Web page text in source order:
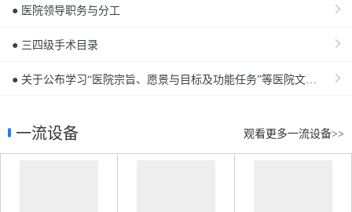
● 医院领导职务与分工
● 三四级手术目录
● 关于公布学习“医院宗旨、愿景与目标及功能任务”等医院文化建设内涵的通知
一流设备 观看更多一流设备>>